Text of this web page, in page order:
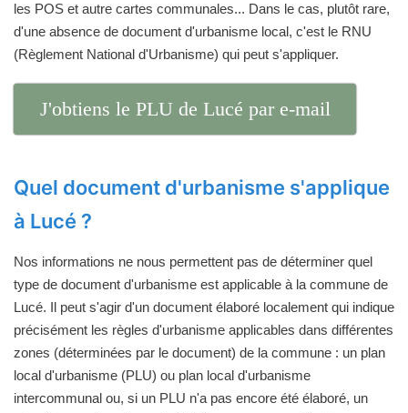
les POS et autre cartes communales... Dans le cas, plutôt rare,
d'une absence de document d'urbanisme local, c'est le RNU
(Règlement National d'Urbanisme) qui peut s'appliquer.
J'obtiens le PLU de Lucé par e-mail
Quel document d'urbanisme s'applique
à Lucé ?
Nos informations ne nous permettent pas de déterminer quel
type de document d'urbanisme est applicable à la commune de
Lucé. Il peut s'agir d'un document élaboré localement qui indique
précisément les règles d'urbanisme applicables dans différentes
zones (déterminées par le document) de la commune : un plan
local d'urbanisme (PLU) ou plan local d'urbanisme
intercommunal ou, si un PLU n'a pas encore été élaboré, un